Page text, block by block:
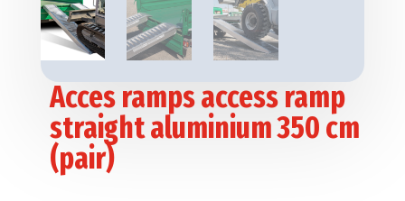
Acces ramps access ramp
straight aluminium 350 cm
(pair)